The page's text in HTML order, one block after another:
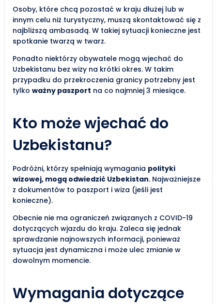
Osoby, które chcą pozostać w kraju dłużej lub w
innym celu niż turystyczny, muszą skontaktować się z
najbliższą ambasadą. W takiej sytuacji konieczne jest
spotkanie twarzą w twarz.
Ponadto niektórzy obywatele mogą wjechać do
Uzbekistanu bez wizy na krótki okres. W takim
przypadku do przekroczenia granicy potrzebny jest
tylko ważny paszport na co najmniej 3 miesiące.
Kto może wjechać do
Uzbekistanu?
Podróżni, którzy spełniają wymagania polityki
wizowej, mogą odwiedzić Uzbekistan. Najważniejsze
z dokumentów to paszport i wiza (jeśli jest
konieczne).
Obecnie nie ma ograniczeń związanych z COVID-19
dotyczących wjazdu do kraju. Zaleca się jednak
sprawdzanie najnowszych informacji, ponieważ
sytuacja jest dynamiczna i może ulec zmianie w
dowolnym momencie.
Wymagania dotyczące